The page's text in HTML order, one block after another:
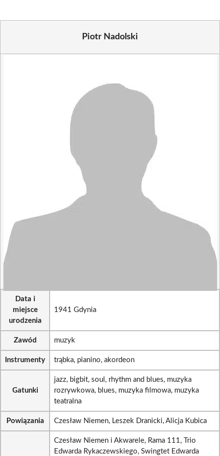
Piotr Nadolski
Data i
miejsce
urodzenia
1941 Gdynia
Zawód muzyk
Instrumenty trąbka, pianino, akordeon
Gatunki
jazz, bigbit, soul, rhythm and blues, muzyka
rozrywkowa, blues, muzyka filmowa, muzyka
teatralna
Powiązania Czesław Niemen, Leszek Dranicki, Alicja Kubica
Czesław Niemen i Akwarele, Rama 111, Trio
Edwarda Rykaczewskiego, Swingtet Edwarda